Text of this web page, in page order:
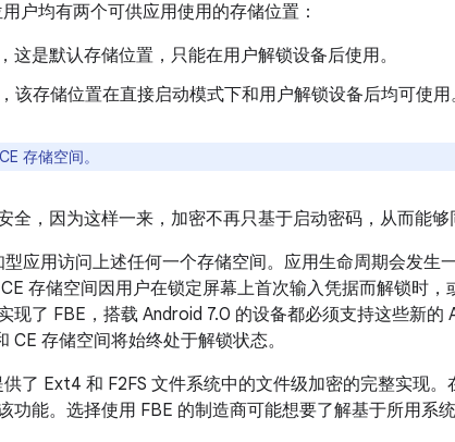
户均有两个可供应用使用的存储位置：
这是默认存储位置，只能在用户解锁设备后使用。
该存储位置在直接启动模式下和用户解锁设备后均可使用
存储空间。
全，因为这样一来，加密不再只基于启动密码，从而能够
应用访问上述任何一个存储空间。应用生命周期会发生
存储空间因用户在锁定屏幕上首次输入凭据而解锁时，
现了 FBE，搭载 Android 7.0 的设备都必须支持这些新的
CE 存储空间将始终处于解锁状态。
了 Ext4 和 F2FS 文件系统中的文件级加密的完整实现
功能。选择使用 FBE 的制造商可能想要了解基于所用系